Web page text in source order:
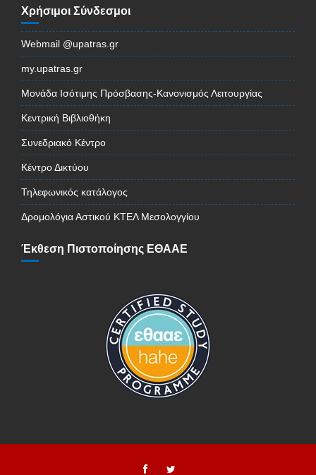
Χρήσιμοι Σύνδεσμοι
Webmail @upatras.gr
my.upatras.gr
Μονάδα Ισότιμης Πρόσβασης-Κανονισμός Λειτουργίας
Κεντρική Βιβλιοθήκη
Συνεδριακό Κέντρο
Κέντρο Δικτύου
Τηλεφωνικός κατάλογος
Δρομολόγια Αστικού ΚΤΕΛ Μεσολογγίου
Έκθεση Πιστοποίησης ΕΘΑΑΕ